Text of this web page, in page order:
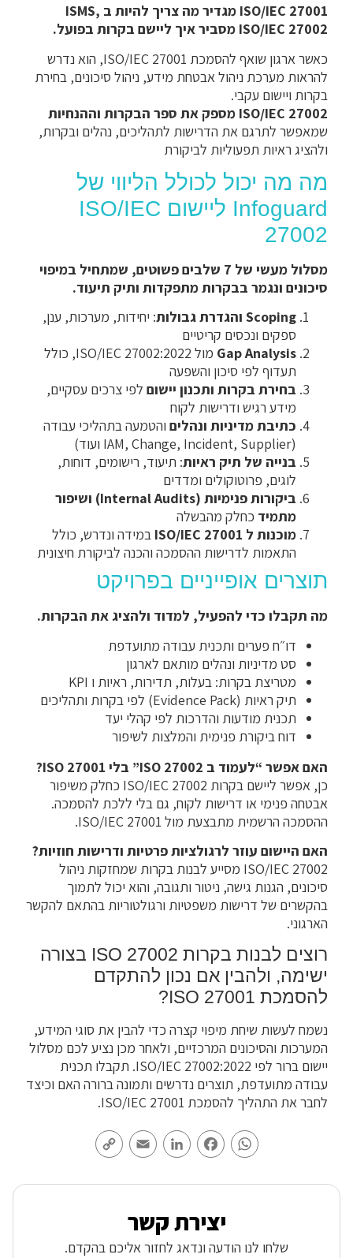
ISO/IEC 27001 מגדיר מה צריך להיות ב ISMS,
ISO/IEC 27002 מסביר איך ליישם בקרות בפועל.
כאשר ארגון שואף להסמכת ISO/IEC 27001, הוא נדרש
להראות מערכת ניהול אבטחת מידע, ניהול סיכונים, בחירת
בקרות ויישום עקבי.
ISO/IEC 27002 מספק את ספר הבקרות וההנחיות
שמאפשר לתרגם את הדרישות לתהליכים, נהלים ובקרות,
ולהציג ראיות תפעוליות לביקורת
מה מה יכול לכולל הליווי של
Infoguard ליישום ISO/IEC
27002
מסלול מעשי של 7 שלבים פשוטים, שמתחיל במיפוי
סיכונים ונגמר בבקרות מתפקדות ותיק תיעוד.
Scoping והגדרת גבולות
: יחידות, מערכות, ענן,
ספקים ונכסים קריטיים
Gap Analysis
מול ISO/IEC 27002:2022, כולל
תעדוף לפי סיכון והשפעה
בחירת בקרות ותכנון יישום לפי צרכים עסקיים,
מידע רגיש ודרישות לקוח
כתיבת מדיניות ונהלים והטמעה בתהליכי עבודה
(IAM, Change, Incident, Supplier ועוד)
בנייה של תיק ראיות: תיעוד, רישומים, דוחות,
לוגים, פרוטוקולים ומדדים
ביקורות פנימיות (Internal Audits) ושיפור
מתמיד כחלק מהבשלה
מוכנות ל ISO/IEC 27001
במידה ונדרש, כולל
התאמות לדרישות ההסמכה והכנה לביקורת חיצונית
תוצרים אופייניים בפרויקט
מה תקבלו כדי להפעיל, למדוד ולהציג את הבקרות.
דו״ח פערים ותכנית עבודה מתועדפת
סט מדיניות ונהלים מותאם לארגון
מטריצת בקרות: בעלות, תדירות, ראיות ו KPI
תיק ראיות (Evidence Pack) לפי בקרות ותהליכים
תכנית מודעות והדרכות לפי קהלי יעד
דוח ביקורת פנימית והמלצות לשיפור
האם אפשר “לעמוד ב ISO 27002” בלי ISO 27001?
כן, אפשר ליישם בקרות ISO/IEC 27002 כחלק משיפור
אבטחה פנימי או דרישות לקוח, גם בלי ללכת להסמכה.
ההסמכה הרשמית מתבצעת מול ISO/IEC 27001.
האם היישום עוזר לרגולציות פרטיות ודרישות חוזיות?
ISO/IEC 27002 מסייע לבנות בקרות שמחזקות ניהול
סיכונים, הגנות גישה, ניטור ותגובה, והוא יכול לתמוך
בהקשרים של דרישות משפטיות ורגולטוריות בהתאם להקשר
הארגוני.
רוצים לבנות בקרות ISO 27002 בצורה
ישימה, ולהבין אם נכון להתקדם
להסמכת ISO 27001?
נשמח לעשות שיחת מיפוי קצרה כדי להבין את סוגי המידע,
המערכות והסיכונים המרכזיים, ולאחר מכן נציע לכם מסלול
יישום ברור לפי ISO/IEC 27002:2022. תקבלו תכנית
עבודה מתועדפת, תוצרים נדרשים ותמונה ברורה האם וכיצד
לחבר את התהליך להסמכת ISO/IEC 27001.
WhatsApp
Facebook
LinkedIn
Email
יצירת קשר
שלחו לנו הודעה ונדאג לחזור אליכם בהקדם.